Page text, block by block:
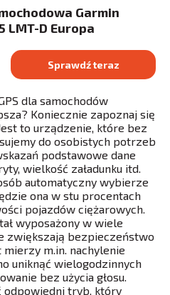
Garmin
LMT-D Europa
Sprawdź teraz
dla samochodów
Koniecznie zapoznaj się
to urządzenie, które bez
do osobistych potrzeb
podstawowe dane
wielkość załadunku itd.
automatyczny wybierze
ona w stu procentach
pojazdów ciężarowych.
wyposażony w wiele
zwiększają bezpieczeństwo
m.in. nachylenie
uniknąć wielogodzinnych
bez użycia głosu.
odpowiedni tryb, który